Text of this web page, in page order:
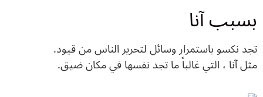
بسبب آنا
تجد نكسو باستمرار وسائل لتحرير الناس من قيود.
مثل آنا ، التي غالباً ما تجد نفسها في مكان ضيق.